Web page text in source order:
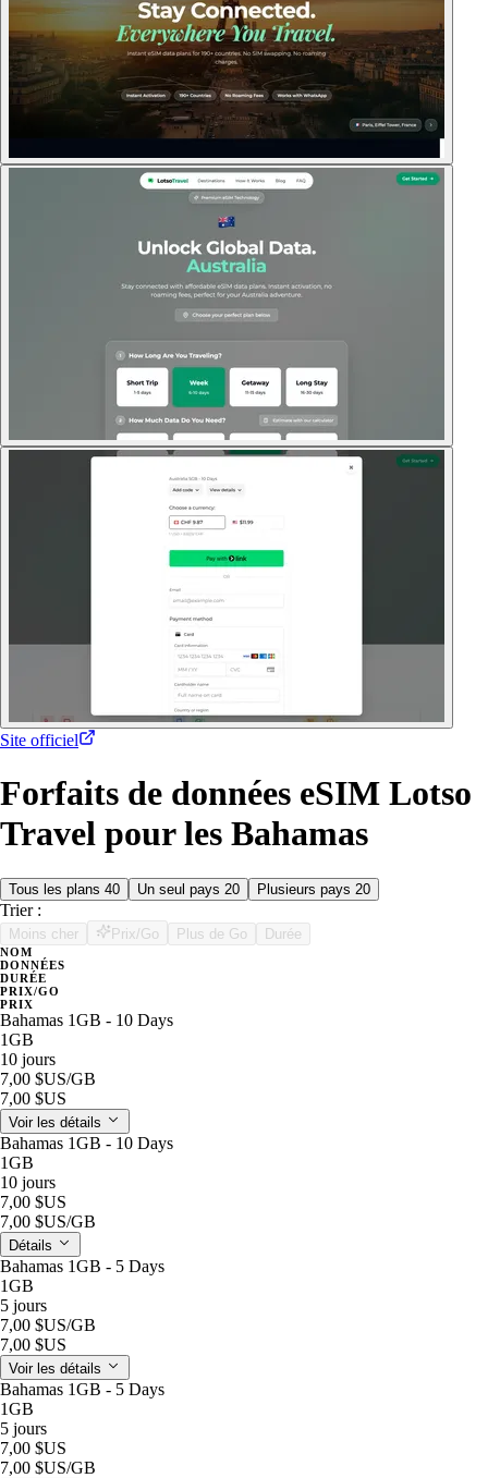
Site officiel
Forfaits de données eSIM Lotso
Travel pour les Bahamas
Tous les plans 40 Un seul pays 20 Plusieurs pays 20
Trier :
Moins cher Prix/Go Plus de Go Durée
NOM
DONNÉES
DURÉE
PRIX/GO
PRIX
Bahamas 1GB - 10 Days
1GB
10 jours
7,00 $US/GB
7,00 $US
Voir les détails
Bahamas 1GB - 10 Days
1GB
10 jours
7,00 $US
7,00 $US/GB
Détails
Bahamas 1GB - 5 Days
1GB
5 jours
7,00 $US/GB
7,00 $US
Voir les détails
Bahamas 1GB - 5 Days
1GB
5 jours
7,00 $US
7,00 $US/GB